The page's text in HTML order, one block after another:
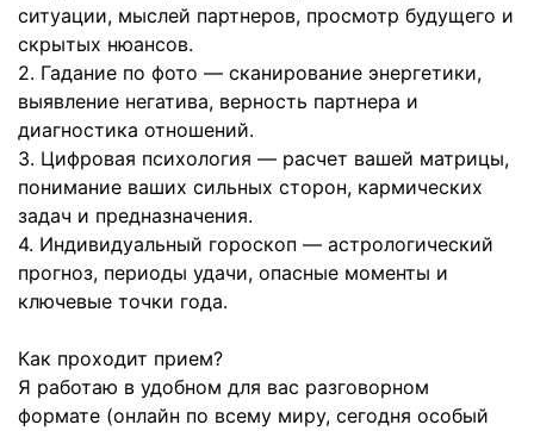
ситуации, мыслей партнеров, просмотр будущего и
скрытых нюансов.
2. Гадание по фото — сканирование энергетики,
выявление негатива, верность партнера и
диагностика отношений.
3. Цифровая психология — расчет вашей матрицы,
понимание ваших сильных сторон, кармических
задач и предназначения.
4. Индивидуальный гороскоп — астрологический
прогноз, периоды удачи, опасные моменты и
ключевые точки года.
Как проходит прием?
Я работаю в удобном для вас разговорном
формате (онлайн по всему миру, сегодня особый